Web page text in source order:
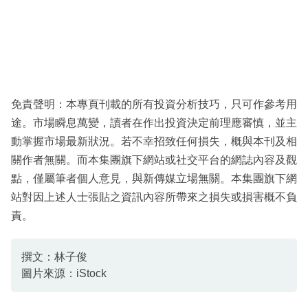
免責聲明：本專頁刊載的所有投資分析技巧，只可作參考用
途。市場瞬息萬變，讀者在作出投資決定前理應審慎，並主
動掌握市場最新狀況。若不幸招致任何損失，概與本刊及相
關作者無關。而本集團旗下網站或社交平台的網誌內容及觀
點，僅屬筆者個人意見，與新傳媒立場無關。本集團旗下網
站對因上述人士張貼之資訊內容所帶來之損失或損害概不負
責。
撰文：林子俊
圖片來源：iStock